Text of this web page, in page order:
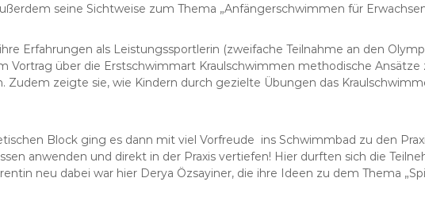
seine Sichtweise zum Thema „Anfängerschwimmen für
Erfahrungen als Leistungssportlerin (zweifache Teilnahme an den
Vortrag über die Erstschwimmart Kraulschwimmen methodische
Zudem zeigte sie, wie Kindern durch gezielte Übungen das
Block ging es dann mit viel Vorfreude ins Schwimmbad zu den
anwenden und direkt in der Praxis vertiefen! Hier durften sich die
neu dabei war hier Derya Özsayiner, die ihre Ideen zu dem Thema